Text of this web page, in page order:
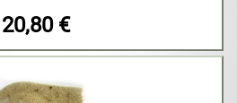
20,80 €